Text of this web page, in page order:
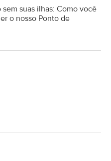
suas ilhas: Como você
o nosso Ponto de